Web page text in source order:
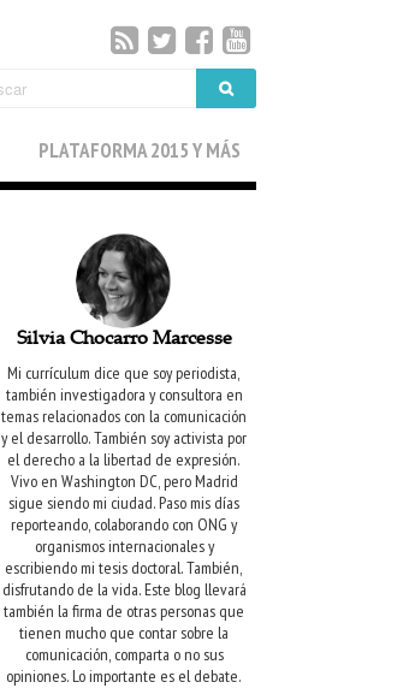
PLATAFORMA 2015 Y MÁS
Silvia Chocarro Marcesse
Mi currículum dice que soy periodista,
también investigadora y consultora en
temas relacionados con la comunicación
y el desarrollo. También soy activista por
el derecho a la libertad de expresión.
Vivo en Washington DC, pero Madrid
sigue siendo mi ciudad. Paso mis días
reporteando, colaborando con ONG y
organismos internacionales y
escribiendo mi tesis doctoral. También,
disfrutando de la vida.Este blog llevará
también la firma de otras personas que
tienen mucho que contar sobre la
comunicación, comparta o no sus
opiniones. Lo importante es el debate.